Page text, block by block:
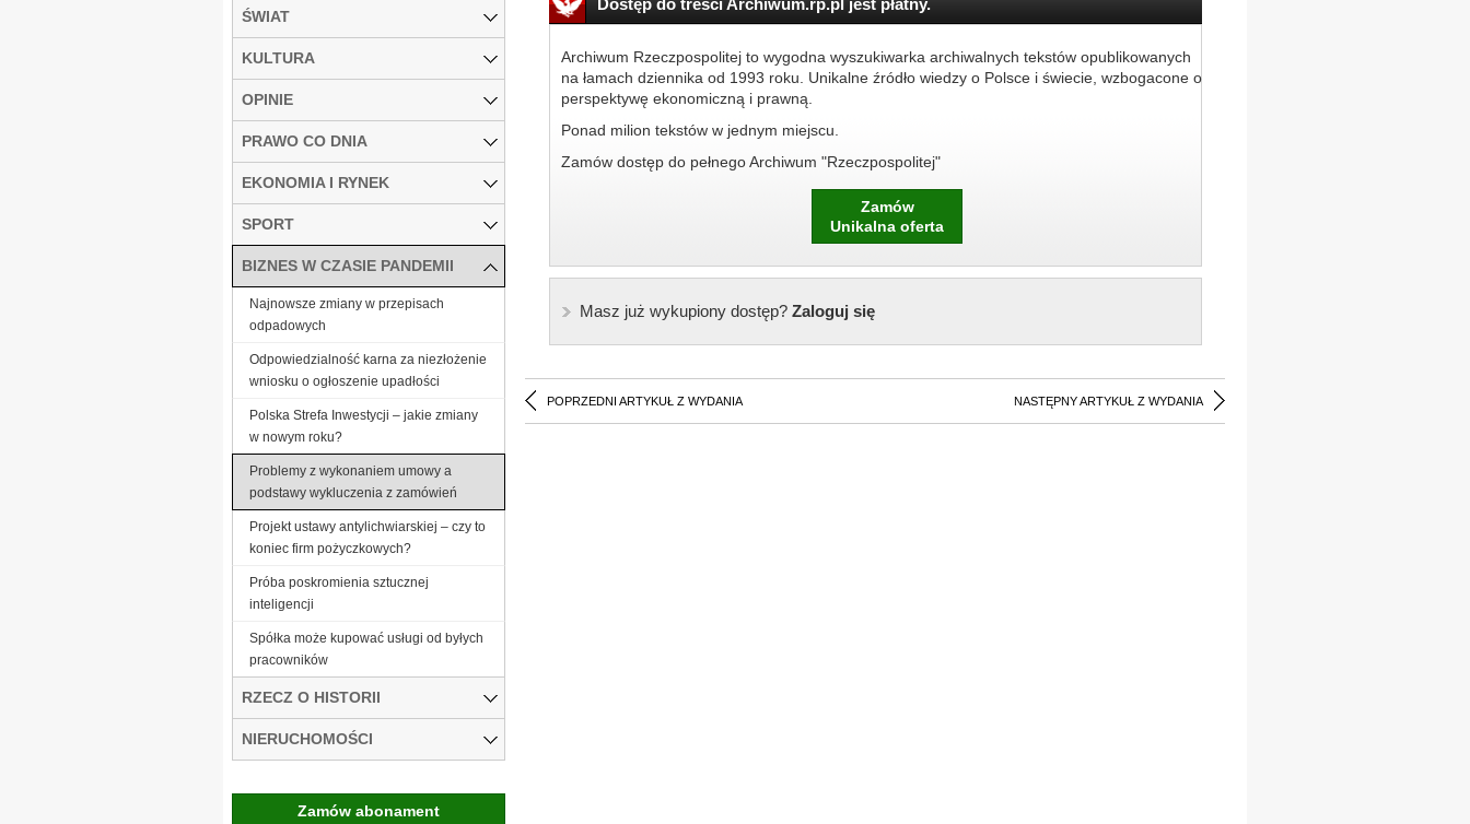
Dostęp do treści Archiwum.rp.pl jest płatny.
Archiwum Rzeczpospolitej to wygodna wyszukiwarka archiwalnych tekstów opublikowanych
na łamach dziennika od 1993 roku. Unikalne źródło wiedzy o Polsce i świecie, wzbogacone o
perspektywę ekonomiczną i prawną.
Ponad milion tekstów w jednym miejscu.
Zamów dostęp do pełnego Archiwum "Rzeczpospolitej"
Zamów
Unikalna oferta
Masz już wykupiony dostęp?Zaloguj się
POPRZEDNI ARTYKUŁ Z WYDANIA NASTĘPNY ARTYKUŁ Z WYDANIA
ŚWIAT
KULTURA
OPINIE
PRAWO CO DNIA
EKONOMIA I RYNEK
SPORT
BIZNES W CZASIE PANDEMII
Najnowsze zmiany w przepisach
odpadowych
Odpowiedzialność karna za niezłożenie
wniosku o ogłoszenie upadłości
Polska Strefa Inwestycji – jakie zmiany
w nowym roku?
Problemy z wykonaniem umowy a
podstawy wykluczenia z zamówień
Projekt ustawy antylichwiarskiej – czy to
koniec firm pożyczkowych?
Próba poskromienia sztucznej
inteligencji
Spółka może kupować usługi od byłych
pracowników
RZECZ O HISTORII
NIERUCHOMOŚCI
Zamów abonament